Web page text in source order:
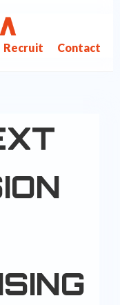
Recruit Contact